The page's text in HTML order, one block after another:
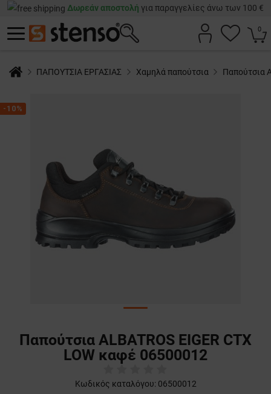
Δωρεάν αποστολή για παραγγελίες άνω των 100 €
0
ΠΑΠΟΥΤΣΙΑ ΕΡΓΑΣΙΑΣ Χαμηλά παπούτσια Παπούτσια
-10%
Παπούτσια ALBATROS EIGER CTX
LOW καφέ 06500012
Κωδικός καταλόγου: 06500012